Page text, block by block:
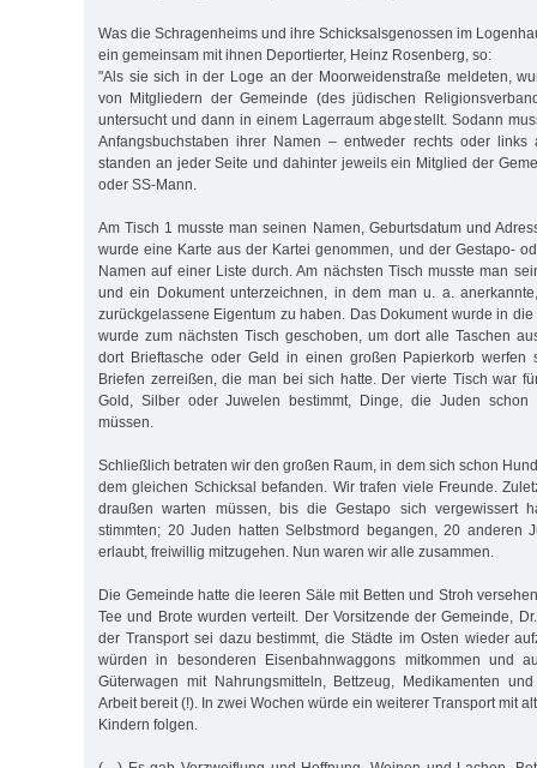
Was die Schragenheims und ihre Schicksalsgenossen im
ein gemeinsam mit ihnen Deportierter, Heinz Rosenberg, so:
"Als sie sich in der Loge an der Moorweidenstraße meldeten,
von Mitgliedern der Gemeinde (des jüdischen
untersucht und dann in einem Lagerraum abgestellt. Sodann
Anfangsbuchstaben ihrer Namen – entweder rechts oder links
standen an jeder Seite und dahinter jeweils ein Mitglied der
oder SS-Mann.
Am Tisch 1 musste man seinen Namen, Geburtsdatum und
wurde eine Karte aus der Kartei genommen, und der Gestapo-
Namen auf einer Liste durch. Am nächsten Tisch musste man
und ein Dokument unterzeichnen, in dem man u. a.
zurückgelassene Eigentum zu haben. Das Dokument wurde in
wurde zum nächsten Tisch geschoben, um dort alle Taschen
dort Brieftasche oder Geld in einen großen Papierkorb werfen
Briefen zerreißen, die man bei sich hatte. Der vierte Tisch war
Gold, Silber oder Juwelen bestimmt, Dinge, die Juden schon
müssen.
Schließlich betraten wir den großen Raum, in dem sich schon
dem gleichen Schicksal befanden. Wir trafen viele Freunde.
draußen warten müssen, bis die Gestapo sich vergewissert
stimmten; 20 Juden hatten Selbstmord begangen, 20 anderen
erlaubt, freiwillig mitzugehen. Nun waren wir alle zusammen.
Die Gemeinde hatte die leeren Säle mit Betten und Stroh
Tee und Brote wurden verteilt. Der Vorsitzende der Gemeinde,
der Transport sei dazu bestimmt, die Städte im Osten wieder
würden in besonderen Eisenbahnwaggons mitkommen und
Güterwagen mit Nahrungsmitteln, Bettzeug, Medikamenten
Arbeit bereit (!). In zwei Wochen würde ein weiterer Transport mit
Kindern folgen.